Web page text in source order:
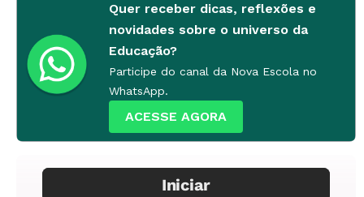
- O recesso escolar é um direito sagrado e
absoluto de descanso de todos os educadores
do Brasil.
- É proibido o uso de verbos imperativos, de
vozes alteradas, a não ser que sejam
alegria (assista ao divertido
Quer receber dicas, reflexões e
novidades sobre o universo da
Educação?
Participe do canal da Nova Escola no
WhatsApp.
ACESSE AGORA